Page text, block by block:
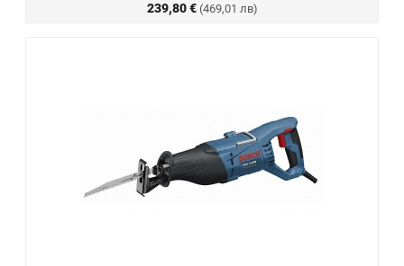
239,80 € (469,01 лв)